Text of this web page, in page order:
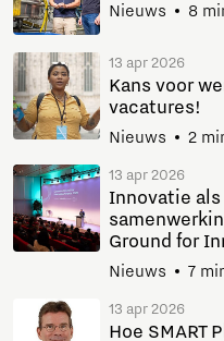
Nieuws 8
13 apr 2026
Kans voor
vacatures!
Nieuws 2
13 apr 2026
Innovatie
Ground for
Nieuws 7
13 apr 2026
Hoe SMART